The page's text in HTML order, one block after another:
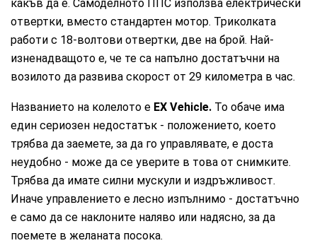
какъв да е. Самоделното ППС използва електрически
отвертки, вместо стандартен мотор. Триколката
работи с 18-волтови отвертки, две на брой. Най-
изненадващото е, че те са напълно достатъчни на
возилото да развива скорост от 29 километра в час.
Названието на колелото е EX Vehicle. То обаче има
един сериозен недостатък - положението, което
трябва да заемете, за да го управлявате, е доста
неудобно - може да се уверите в това от снимките.
Трябва да имате силни мускули и издръжливост.
Иначе управлението е лесно изпълнимо - достатъчно
е само да се наклоните наляво или надясно, за да
поемете в желаната посока.